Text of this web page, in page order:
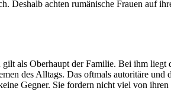
Deshalb achten rumänische Frauen auf
als Oberhaupt der Familie. Bei ihm
des Alltags. Das oftmals autoritäre und
Gegner. Sie fordern nicht viel von ihren